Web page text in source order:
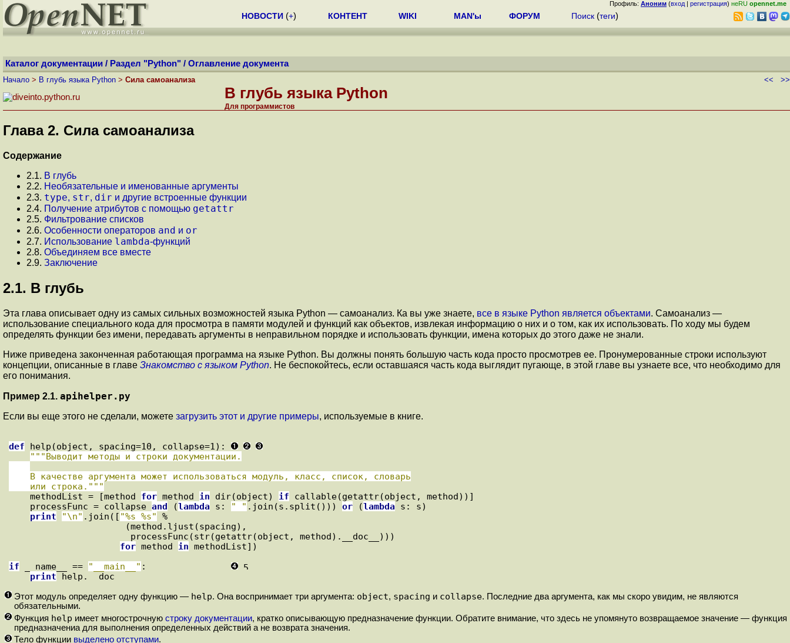
Профиль: Аноним (вход | регистрация) неRU opennet.me
НОВОСТИ (+) КОНТЕНТ WIKI MAN'ы ФОРУМ Поиск (теги)
Каталог документации / Раздел "Python" / Оглавление документа
Начало > В глубь языка Python > Сила самоанализа << >>
В глубь языка Python
Для программистов
Глава 2. Сила самоанализа
Содержание
2.1. В глубь
2.2. Необязательные и именованные аргументы
2.3. type, str, dir и другие встроенные функции
2.4. Получение атрибутов с помощью getattr
2.5. Фильтрование списков
2.6. Особенности операторов and и or
2.7. Использование lambda-функций
2.8. Объединяем все вместе
2.9. Заключение
2.1. В глубь
Эта глава описывает одну из самых сильных возможностей языка Python — самоанализ. Ка вы уже знаете, все в языке Python является объектами. Самоанализ —
использование специального кода для просмотра в памяти модулей и функций как объектов, извлекая информацию о них и о том, как их использовать. По ходу мы будем
определять функции без имени, передавать аргументы в неправильном порядке и использовать функции, имена которых до этого даже не знали.
Ниже приведена законченная работающая программа на языке Python. Вы должны понять большую часть кода просто просмотрев ее. Пронумерованные строки используют
концепции, описанные в главе Знакомство с языком Python. Не беспокойтесь, если оставшаяся часть кода выглядит пугающе, в этой главе вы узнаете все, что необходимо для
его понимания.
Пример 2.1. apihelper.py
Если вы еще этого не сделали, можете загрузить этот и другие примеры, используемые в книге.
def help(object, spacing=10, collapse=1):
"""Выводит методы и строки документации.
    или строка."""
methodList = [method for method in dir(object) if callable(getattr(object, method))]
    processFunc = collapse
and (lambda s: " " .join(s.split())) or (lambda s: s)
print
"\n" .join([ "%s %s"
%
for method in methodList])
if __name__ == "__main__" :
print help.__doc__
Этот модуль определяет одну функцию — help. Она воспринимает три аргумента: object, spacing и collapse. Последние два аргумента, как мы скоро увидим, не являются
обязательными.
Функция help имеет многострочную строку документации, кратко описывающую предназначение функции. Обратите внимание, что здесь не упомянуто возвращаемое значение — функция
предназначениа для выполнения определенных действий а не возврата значения.
Тело функции выделено отступами.